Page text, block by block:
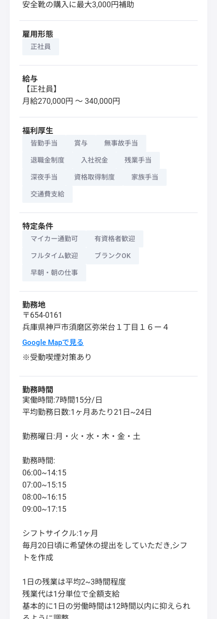
安全靴の購入に最大3,000円補助
雇用形態
正社員
給与
【正社員】
月給270,000円 〜 340,000円
福利厚生
皆勤手当 賞与 無事故手当
退職金制度 入社祝金 残業手当
深夜手当 資格取得制度 家族手当
交通費支給
特定条件
マイカー通勤可 有資格者歓迎
フルタイム歓迎 ブランクOK
早朝・朝の仕事
勤務地
〒654-0161
兵庫県神戸市須磨区弥栄台１丁目１６ー４
Google Mapで見る
※受動喫煙対策あり
勤務時間
実働時間:7時間15分/日
平均勤務日数:1ヶ月あたり21日~24日
勤務曜日:月・火・水・木・金・土
勤務時間:
06:00~14:15
07:00~15:15
08:00~16:15
09:00~17:15
シフトサイクル:1ヶ月
毎月20日頃に希望休の提出をしていただき,シフ
トを作成
1日の残業は平均2~3時間程度
残業代は1分単位で全額支給
基本的に1日の労働時間は12時間以内に抑えられ